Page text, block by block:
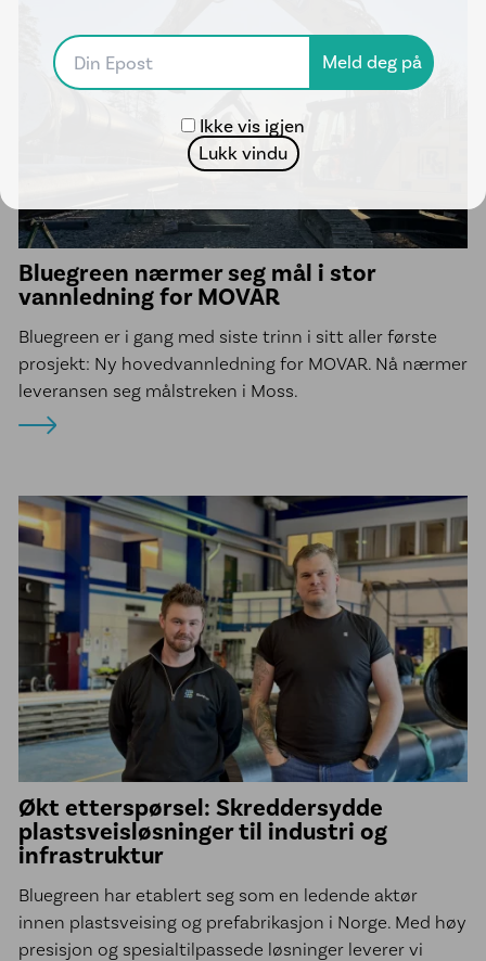
Ikke vis igjen
Lukk vindu
Bluegreen nærmer seg mål i stor
vannledning for MOVAR
Bluegreen er i gang med siste trinn i sitt aller første
prosjekt: Ny hovedvannledning for MOVAR. Nå nærmer
leveransen seg målstreken i Moss.
Økt etterspørsel: Skreddersydde
plastsveisløsninger til industri og
infrastruktur
Bluegreen har etablert seg som en ledende aktør
innen plastsveising og prefabrikasjon i Norge. Med høy
presisjon og spesialtilpassede løsninger leverer vi